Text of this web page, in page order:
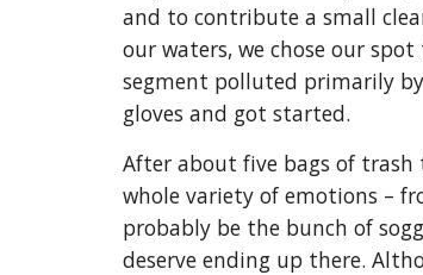
and to contribute a small
our waters, we chose our
segment polluted primarily
gloves and got started.
After about five bags of trash
whole variety of emotions –
probably be the bunch of
deserve ending up there.